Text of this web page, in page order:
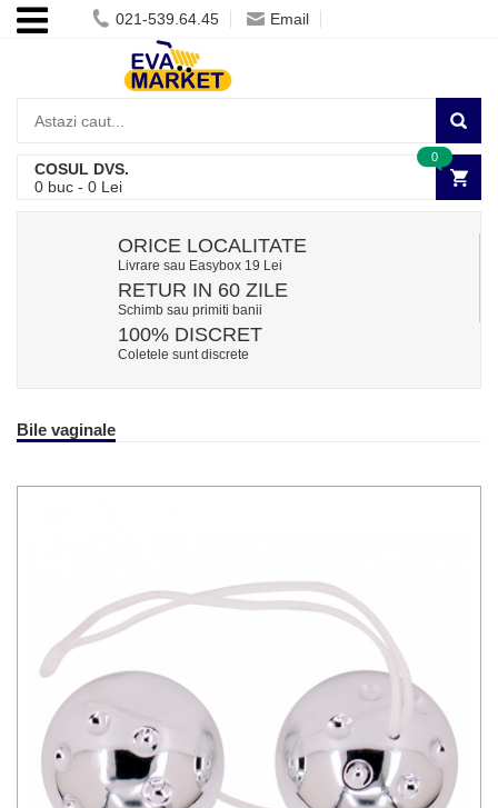
021-539.64.45 Email
COSUL DVS.
0 buc - 0 Lei
0
ORICE LOCALITATE
Livrare sau Easybox 19 Lei
RETUR IN 60 ZILE
Schimb sau primiti banii
100% DISCRET
Coletele sunt discrete
Bile vaginale